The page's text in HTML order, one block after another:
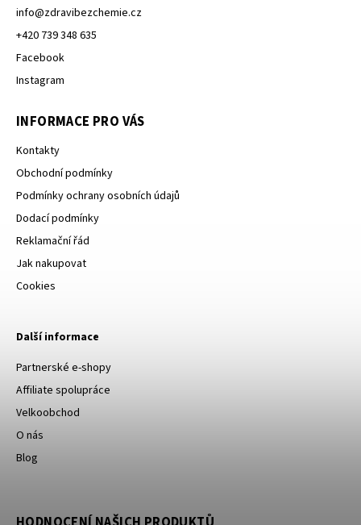
info@zdravibezchemie.cz
+420 739 348 635
Facebook
Instagram
INFORMACE PRO VÁS
Kontakty
Obchodní podmínky
Podmínky ochrany osobních údajů
Dodací podmínky
Reklamační řád
Jak nakupovat
Cookies
Další informace
Partnerské e-shopy
Affiliate spolupráce
Velkoobchod
O nás
Blog